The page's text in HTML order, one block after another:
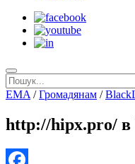
EMA /Громадянам /
http://hipx.pro/